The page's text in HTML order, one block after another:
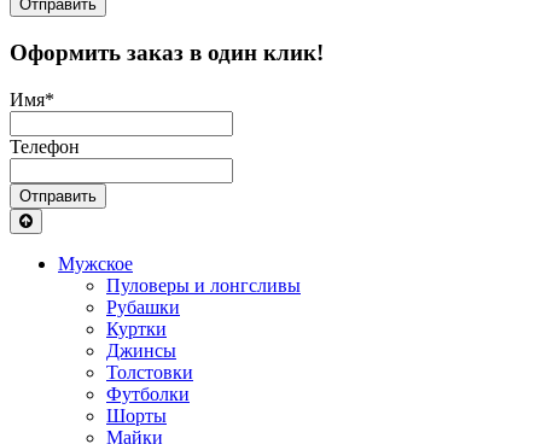
Отправить
Оформить заказ в один клик!
Имя*
Телефон
Отправить
Мужское
Пуловеры и лонгсливы
Рубашки
Куртки
Джинсы
Толстовки
Футболки
Шорты
Майки